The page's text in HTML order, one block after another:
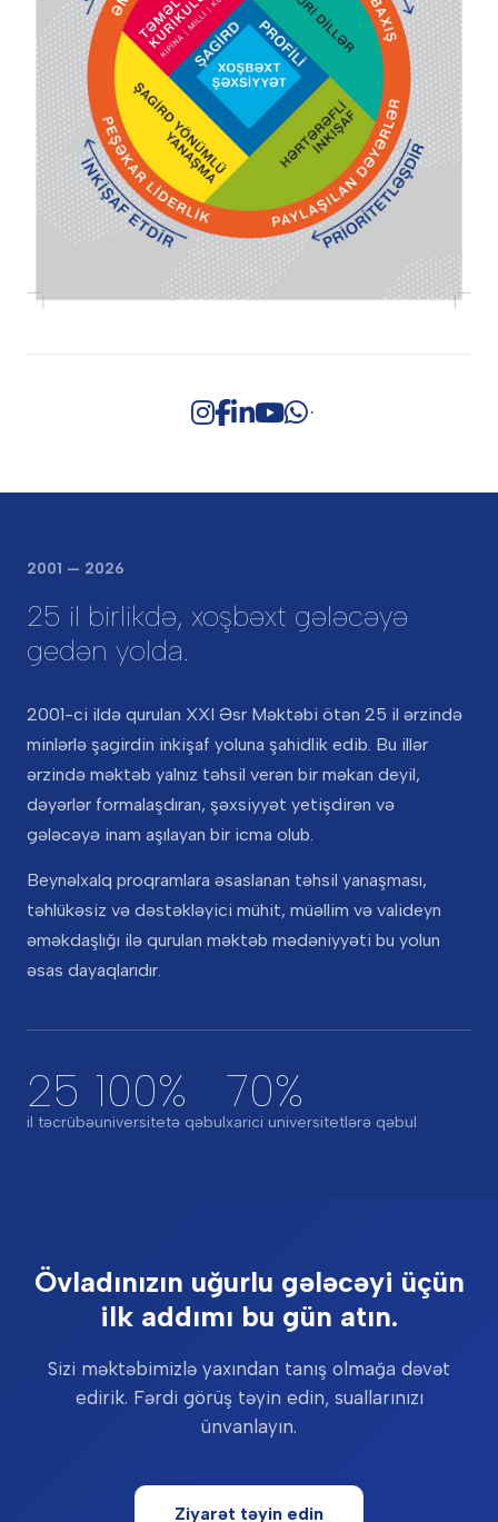
2001 — 2026
25 il birlikdə, xoşbəxt gələcəyə
gedən yolda.
2001-ci ildə qurulan XXI Əsr Məktəbi ötən 25 il ərzində
minlərlə şagirdin inkişaf yoluna şahidlik edib. Bu illər
ərzində məktəb yalnız təhsil verən bir məkan deyil,
dəyərlər formalaşdıran, şəxsiyyət yetişdirən və
gələcəyə inam aşılayan bir icma olub.
Beynəlxalq proqramlara əsaslanan təhsil yanaşması,
təhlükəsiz və dəstəkləyici mühit, müəllim və valideyn
əməkdaşlığı ilə qurulan məktəb mədəniyyəti bu yolun
əsas dayaqlarıdır.
25
il təcrübə
100%
universitetə qəbul
70%
xarici universitetlərə qəbul
Övladınızın uğurlu gələcəyi üçün
ilk addımı bu gün atın.
Sizi məktəbimizlə yaxından tanış olmağa dəvət
edirik. Fərdi görüş təyin edin, suallarınızı
ünvanlayın.
Ziyarət təyin edin